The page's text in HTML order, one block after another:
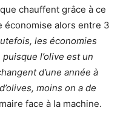
chauffent grâce à ce
économise alors entre 3
les économies
l’olive est un
d’une année à
moins on a de
face à la machine.